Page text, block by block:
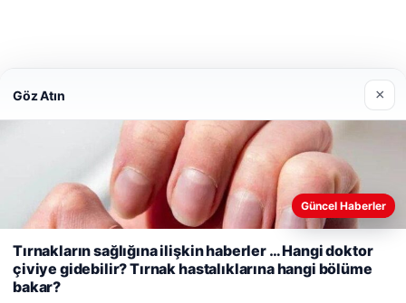
Web sitemizi nasıl kullandığınızı daha iyi anlayabilmek,
geliştirmek amacıyla çerezler kullanıyoruz.Çerez Politikamız
Göz Atın ×
Güncel Haberler
Tırnakların sağlığına ilişkin haberler … Hangi doktor
çiviye gidebilir? Tırnak hastalıklarına hangi bölüme
bakar?